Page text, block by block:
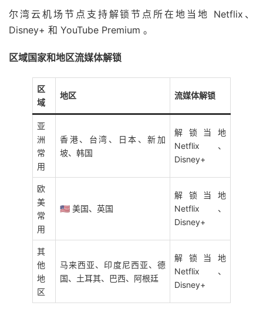
尔湾云机场节点支持解锁节点所在地当地 Netflix、
Disney+ 和 YouTube Premium 。
区域国家和地区流媒体解锁
区
域
地区 流媒体解锁
亚
洲
常
用
香港、台湾、日本、新加
坡、韩国
解锁当地
Netflix、
Disney+
欧
美
常
用
🇺🇸 美国、英国
解锁当地
Netflix、
Disney+
其
他
地
区
马来西亚、印度尼西亚、德
国、土耳其、巴西、阿根廷
解锁当地
Netflix、
Disney+